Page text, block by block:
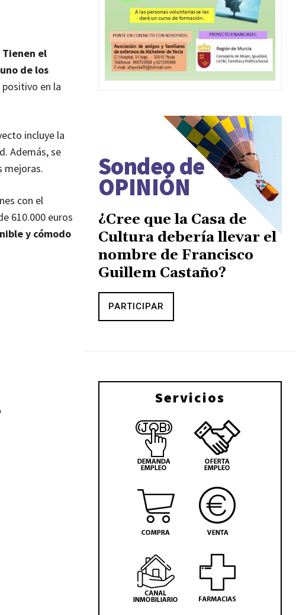
el
de los
en la
incluye la
Además, se
mejoras.
con el
610.000 euros
y cómodo
Sondeo de
OPINIÓN
¿Cree que la Casa de
Cultura debería llevar el
nombre de Francisco
Guillem Castaño?
PARTICIPAR
Servicios